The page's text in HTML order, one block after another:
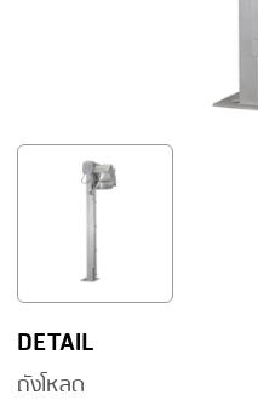
LOADER
MEMBRANING
PEELING
SEARING
SKIN PACK
ORVED
DETAIL
ถังโหลด